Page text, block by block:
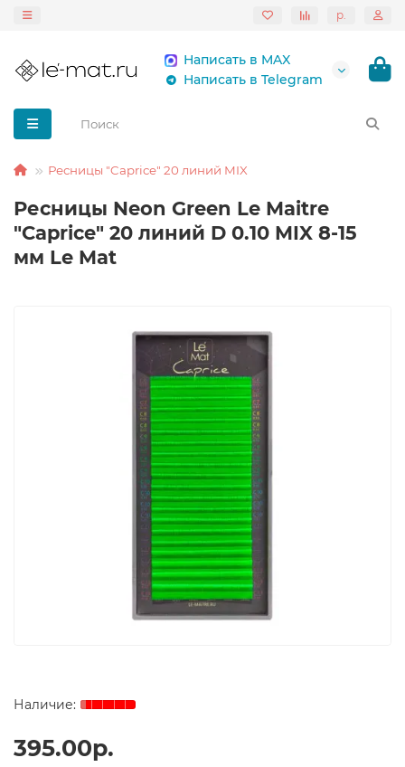
р.
Написать в MAX
Написать в Telegram
Ресницы "Caprice" 20 линий MIX
Ресницы Neon Green Le Maitre
"Caprice" 20 линий D 0.10 MIX 8-15
мм Le Mat
395.00р.